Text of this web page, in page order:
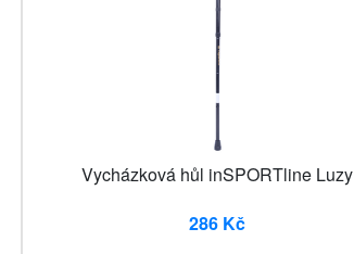
Vycházková hůl inSPORTline Luzy
286 Kč